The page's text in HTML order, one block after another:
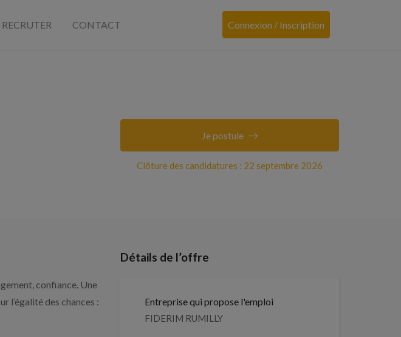
RECRUTER CONTACT Connexion / Inscription
Clôture des candidatures : 22 septembre 2026
Je postule
confiance. Une
l’égalité des chances :
Détails de l’offre
Entreprise qui propose l'emploi
FIDERIM RUMILLY